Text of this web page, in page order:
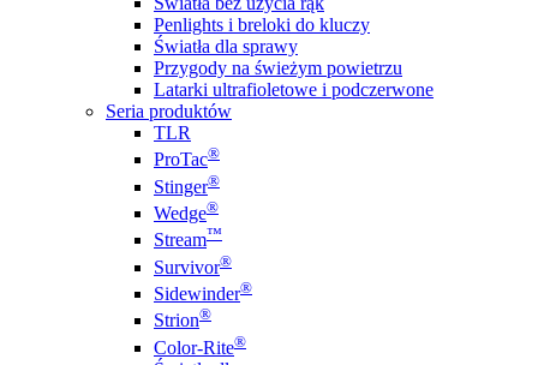
Penlights i breloki do kluczy
Światła dla sprawy
Przygody na świeżym powietrzu
Latarki ultrafioletowe i podczerwone
Seria produktów
TLR
ProTac®
Stinger®
Wedge®
Stream™
Survivor®
Sidewinder®
Strion®
Color-Rite®